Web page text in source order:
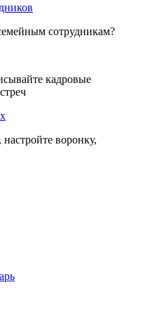
сотрудникам?
кадровые
воронку,